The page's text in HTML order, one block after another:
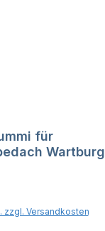
für
Wartburg
zzgl. Versandkosten